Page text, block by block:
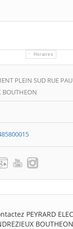
Horaires
PLEIN SUD RUE
BOUTHEON
PEYRARD
BOUTHEON